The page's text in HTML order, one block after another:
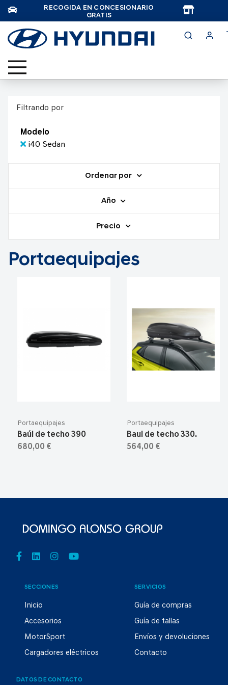
RECOGIDA EN CONCESIONARIO
GRATIS
Filtrando por
Modelo
i40 Sedan
Ordenar por
Año
Precio
Portaequipajes
Portaequipajes
Baúl de techo 390
680,00 €
Portaequipajes
Baul de techo 330.
564,00 €
SECCIONES
Inicio
Accesorios
MotorSport
Cargadores eléctricos
SERVICIOS
Guía de compras
Guía de tallas
Envíos y devoluciones
Contacto
DATOS DE CONTACTO